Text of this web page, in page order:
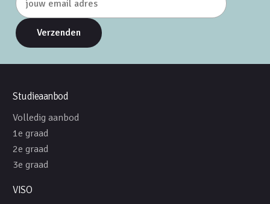
Studieaanbod
Volledig aanbod
1e graad
2e graad
3e graad
VISO